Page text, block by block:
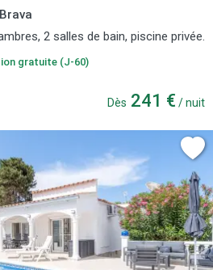
2 salles de bain, piscine privée.
gratuite (J-60)
Dès 241 € / nuit